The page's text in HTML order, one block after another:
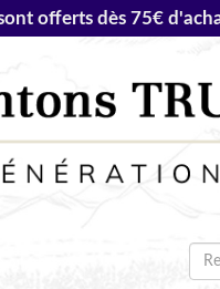
offerts dès 75€